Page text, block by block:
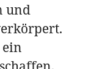
und